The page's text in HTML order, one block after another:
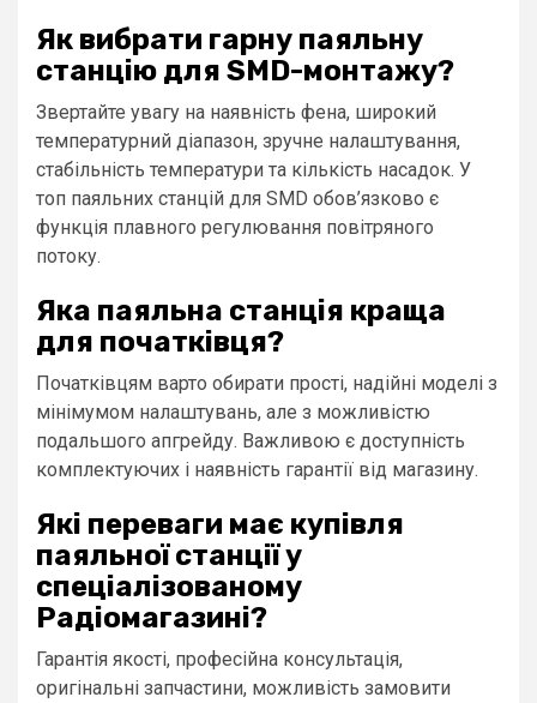
Як вибрати гарну паяльну
станцію для SMD-монтажу?
Звертайте увагу на наявність фена, широкий
температурний діапазон, зручне налаштування,
стабільність температури та кількість насадок. У
топ паяльних станцій для SMD обов’язково є
функція плавного регулювання повітряного
потоку.
Яка паяльна станція краща
для початківця?
Початківцям варто обирати прості, надійні моделі з
мінімумом налаштувань, але з можливістю
подальшого апгрейду. Важливою є доступність
комплектуючих і наявність гарантії від магазину.
Які переваги має купівля
паяльної станції у
спеціалізованому
Радіомагазині?
Гарантія якості, професійна консультація,
оригінальні запчастини, можливість замовити